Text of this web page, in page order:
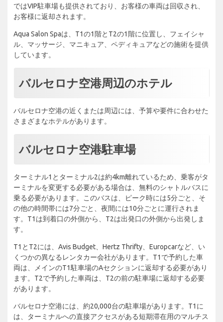
ではVIP駐車場も提供されており、お客様の車両は回収され、
お客様に返却されます。
Aqua Salon Spaは、T1の1階とT2の1階に位置し、フェイシャ
ル、マッサージ、マニキュア、ペディキュアなどの施術を提供
しています。
バルセロナ空港周辺のホテル
バルセロナ空港の近くまたは周辺には、予算や要件に合わせた
さまざまなホテルがあります。
バルセロナ空港駐車場
ターミナル1とターミナル2は約4km離れているため、乗客がタ
ーミナルを変更する必要がある場合は、無料のシャトルバスに
乗る必要があります。このバスは、ピーク時には5分ごと、そ
の他の時間帯には7分ごと、夜間には10分ごとに運行されま
す。T1は到着口の外側から、T2は出発口の外側から出発しま
す。
T1とT2には、Avis Budget、Hertz Thrifty、Europcarなど、い
くつかの異なるレンタカー会社があります。T1で予約した車
両は、メインのT1駐車場のAセクションに返却する必要があり
ます。T2で予約した車両は、T2の前の駐車場に返却する必要
があります。
バルセロナ空港には、約20,000台の駐車場があります。T1に
は、ターミナルへの直接アクセスがある短期滞在用のマルチス